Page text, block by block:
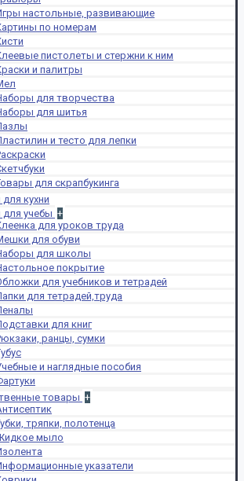
настольные, развивающие
по номерам
пистолеты и стержни к ним
и палитры
для творчества
для шитья
и тесто для лепки
для скрапбукинга
кухни
учебы +
для уроков труда
для обуви
для школы
покрытие
для учебников и тетрадей
для тетрадей,труда
для книг
ранцы, сумки
и наглядные пособия
товары +
тряпки, полотенца
мыло
указатели